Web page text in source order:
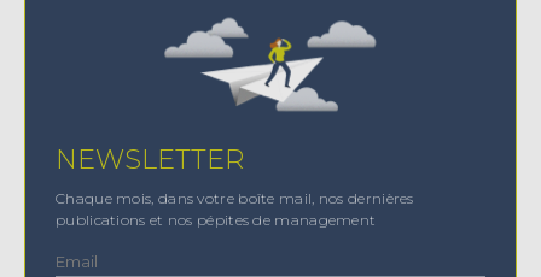
NEWSLETTER
Chaque mois, dans votre boîte mail, nos dernières
publications et nos pépites de management